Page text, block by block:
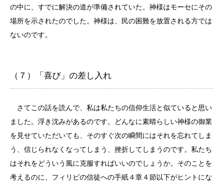
の中に、すでに解決の道が準備されていた。神様はモーセにその
場所を示されたのでした。神様は、民の困難を放置される方では
ないのです。
（７）「喜び」の差し入れ
さてこの話を読んで、私は私たちの信仰生活と似ていると思い
ました。浮き沈みがあるのです。どんなに素晴らしい神様の御業
を見せていただいても、そのすぐ次の瞬間にはそれを忘れてしま
う、信じられなくなってしまう、挫折してしまうのです。私たち
はそれをどういう風に克服すればいいのでしょうか。そのことを
考えるのに、フィリピの信徒への手紙４章４節以下がヒントにな